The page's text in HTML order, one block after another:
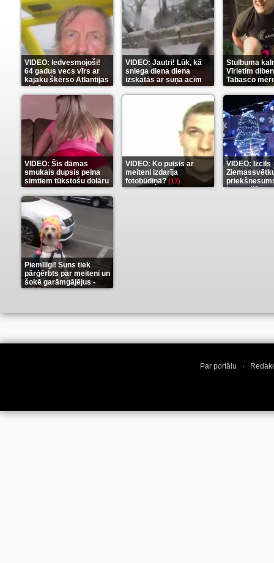
VIDEO: Iedvesmojoši!
64 gadus vecs vīrs ar
kajaku šķērso Atlantijas
okeānu(5)
VIDEO: Jautri! Lūk, kā
sniega diena diena
izskatās ar suņa acīm
(6)
Stulbuma
Vīrietim
Tabasco
(7)
VIDEO: Šīs dāmas
smukais dupsis pelna
simtiem tūkstošu dolāru
(9)
VIDEO: Ko puisis ar
meiteni izdarīja
fotobūdiņā?(17)
VIDEO: Izcils
karu stilā(7)
Piemīlīgi! Suns tiek
pārģērbts par meiteni un
šokē garāmgājējus -
VIDEO(8)
Par portālu ·